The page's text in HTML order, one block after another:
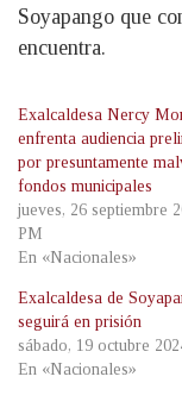
Soyapango que
encuentra.
Exalcaldesa Nercy
enfrenta audiencia
por presuntamente
fondos municipales
jueves, 26 septiembre
PM
En «Nacionales»
Exalcaldesa de
seguirá en prisión
sábado, 19 octubre
En «Nacionales»